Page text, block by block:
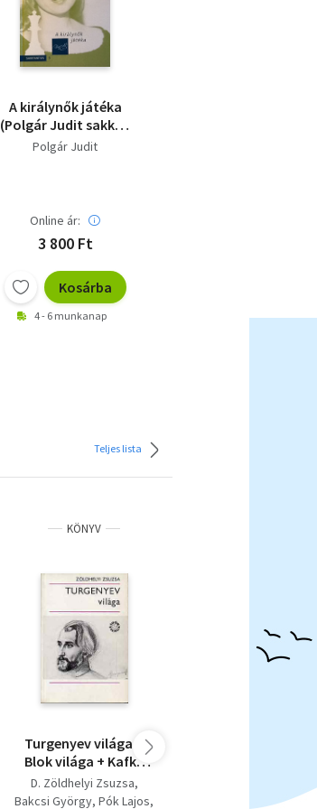
A királynők játéka
(Polgár Judit sakkot
tanít 3.)
Polgár Judit
Online ár:
3 800 Ft
Kosárba
4 - 6 munkanap
Teljes lista
KÖNYV
Turgenyev világa +
Blok világa + Kafka
világa + Csehov világa
D. Zöldhelyi Zsuzsa
Bakcsi György Pók Lajos
En Passant